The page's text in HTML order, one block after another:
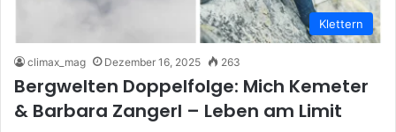
Klettern
climax_mag Dezember 16, 2025 263
Bergwelten Doppelfolge: Mich Kemeter
& Barbara Zangerl – Leben am Limit